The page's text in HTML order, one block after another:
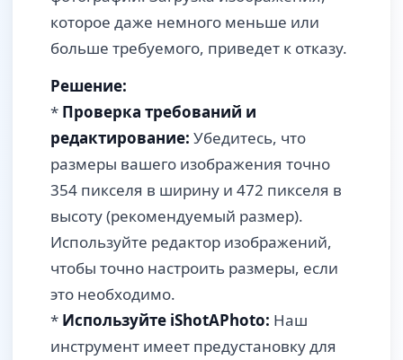
которое даже немного меньше или
больше требуемого, приведет к отказу.
Решение:
* Проверка требований и
редактирование: Убедитесь, что
размеры вашего изображения точно
354 пикселя в ширину и 472 пикселя в
высоту (рекомендуемый размер).
Используйте редактор изображений,
чтобы точно настроить размеры, если
это необходимо.
* Используйте iShotAPhoto: Наш
инструмент имеет предустановку для